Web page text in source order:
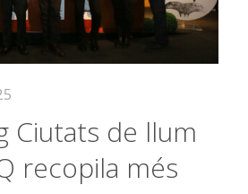
Ciutats de llum
recopila més